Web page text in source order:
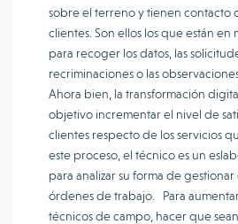
sobre el terreno y tienen contacto
clientes. Son ellos los que están
para recoger los datos, las
recriminaciones o las
Ahora bien, la transformación
objetivo incrementar el nivel de
clientes respecto de los servicios
este proceso, el técnico es un
para analizar su forma de
órdenes de trabajo. Para
técnicos de campo, hacer que